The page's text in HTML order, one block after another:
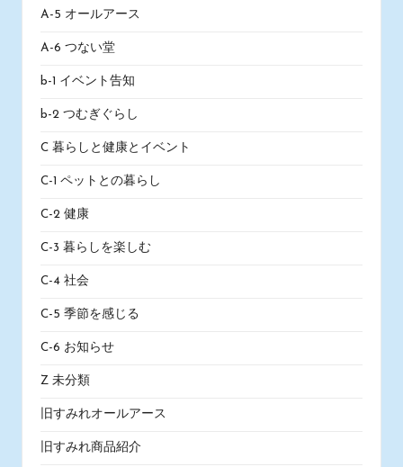
A-5 オールアース
A-6 つない堂
b-1 イベント告知
b-2 つむぎぐらし
C 暮らしと健康とイベント
C-1 ペットとの暮らし
C-2 健康
C-3 暮らしを楽しむ
C-4 社会
C-5 季節を感じる
C-6 お知らせ
Z 未分類
旧すみれオールアース
旧すみれ商品紹介